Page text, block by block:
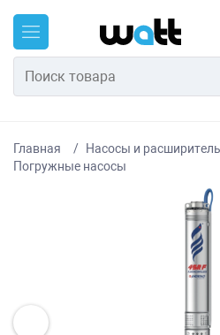
Главная
Насосы и
Погружные насосы